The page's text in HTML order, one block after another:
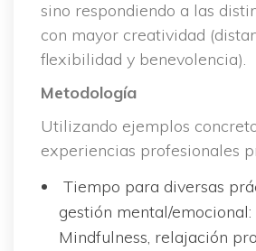
ino respondiendo a las
con mayor creatividad
flexibilidad y benevolencia).
Metodología
Utilizando ejemplos
experiencias profesionales
Tiempo para diversas
gestión mental/emocional:
Mindfulness, relajación